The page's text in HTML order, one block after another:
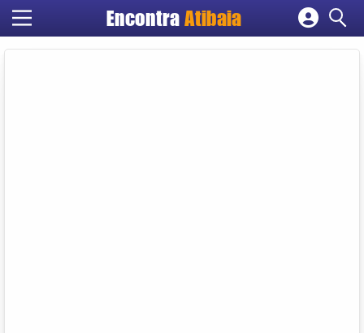
Encontra Atibaia
Cadastrar empresa